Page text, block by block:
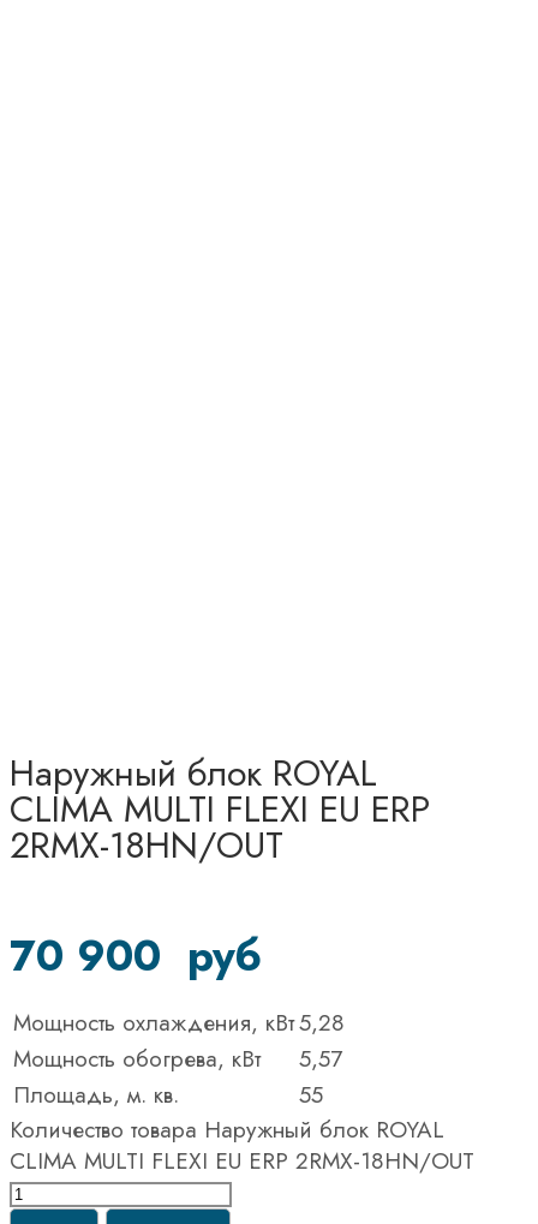
Наружный блок ROYAL
CLIMA MULTI FLEXI EU ERP
2RMX-18HN/OUT
70 900 руб
Мощность охлаждения, кВт5,28
Мощность обогрева, кВт
5,57
Площадь, м. кв.
55
Количество товара Наружный блок ROYAL
CLIMA MULTI FLEXI EU ERP 2RMX-18HN/OUT